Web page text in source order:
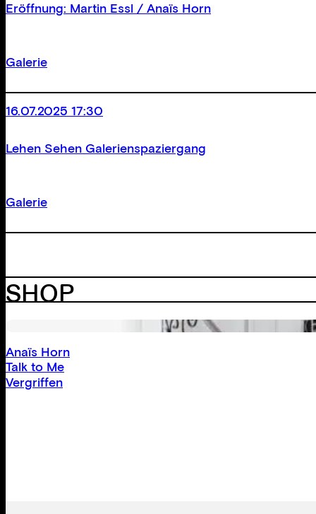
Eröffnung: Martin Essl / Anaïs Horn
Galerie
16.07.2025 17:30
Lehen Sehen Galerienspaziergang
Galerie
SHOP
Anaïs Horn
Talk to Me
Vergriffen